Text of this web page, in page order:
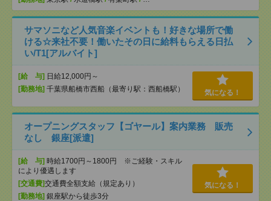
サマソニなど人気音楽イベントも！好きな場所で働
ける☆来社不要！働いたその日に給料もらえる日払
い/T1[アルバイト]
[給 与] 日給12,000円～
[勤務地] 千葉県船橋市西船（最寄り駅：西船橋駅） 気になる！
オープニングスタッフ【ゴヤール】案内業務 販売
なし 銀座[派遣]
[給 与] 時給1700円～1800円 ※ご経験・スキル
により優遇します
[交通費]交通費全額支給（規定あり）
[勤務地] 銀座駅から徒歩3分
気になる！